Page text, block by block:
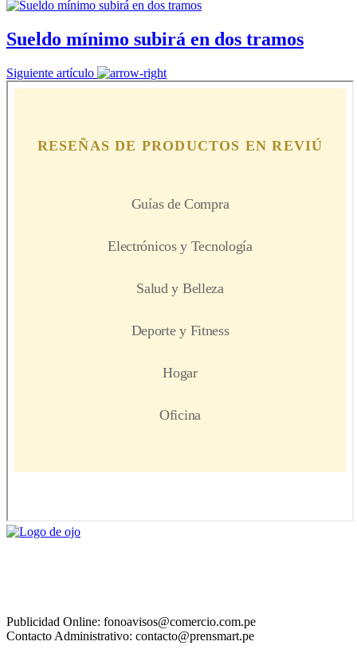
Sueldo mínimo subirá en dos tramos
Siguiente artículo
Publicidad Online: fonoavisos@comercio.com.pe
Contacto Administrativo: contacto@prensmart.pe